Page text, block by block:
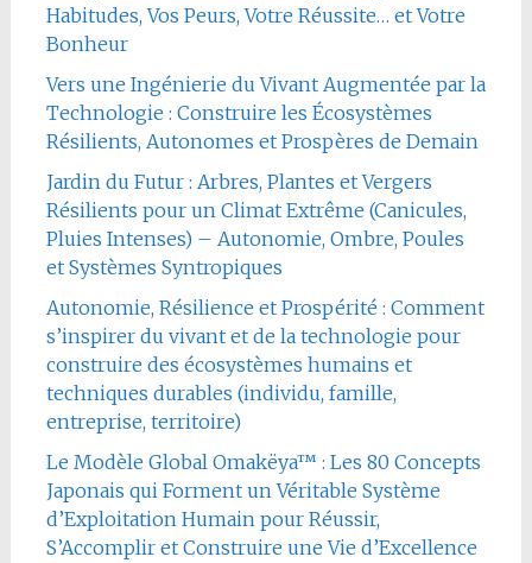
Habitudes, Vos Peurs, Votre Réussite… et Votre
Bonheur
Vers une Ingénierie du Vivant Augmentée par la
Technologie : Construire les Écosystèmes
Résilients, Autonomes et Prospères de Demain
Jardin du Futur : Arbres, Plantes et Vergers
Résilients pour un Climat Extrême (Canicules,
Pluies Intenses) – Autonomie, Ombre, Poules
et Systèmes Syntropiques
Autonomie, Résilience et Prospérité : Comment
s’inspirer du vivant et de la technologie pour
construire des écosystèmes humains et
techniques durables (individu, famille,
entreprise, territoire)
Le Modèle Global Omakëya™ : Les 80 Concepts
Japonais qui Forment un Véritable Système
d’Exploitation Humain pour Réussir,
S’Accomplir et Construire une Vie d’Excellence